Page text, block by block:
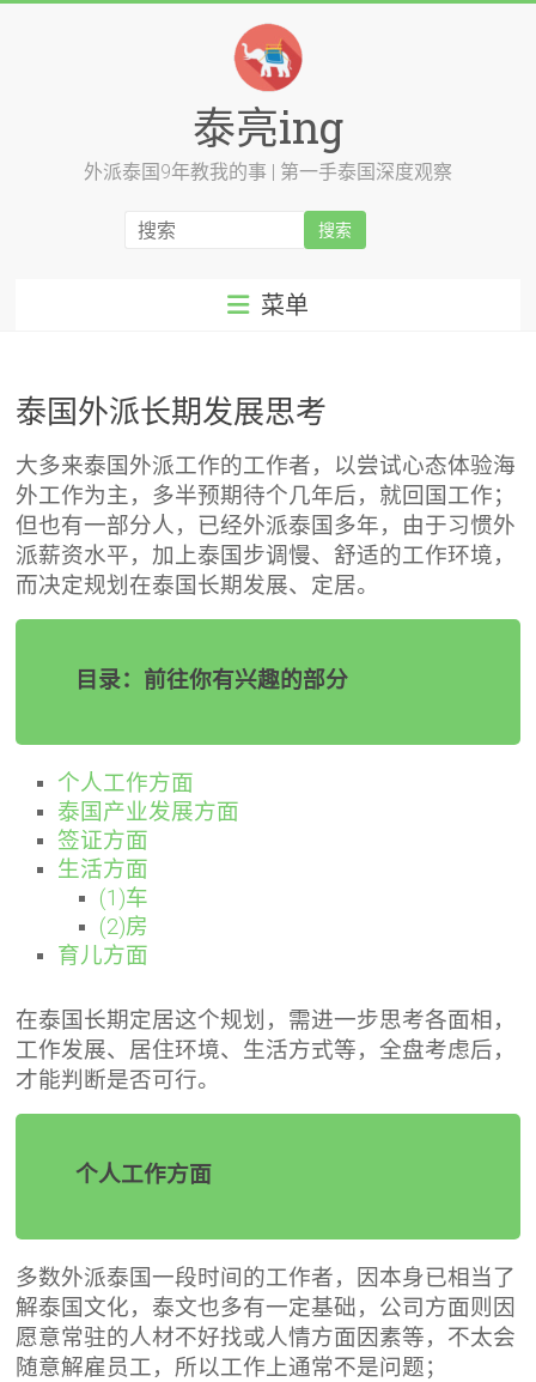
泰亮ing
外派泰国9年教我的事 | 第一手泰国深度观察
菜单
泰国外派长期发展思考
大多来泰国外派工作的工作者，以尝试心态体验海
外工作为主，多半预期待个几年后，就回国工作；
但也有一部分人，已经外派泰国多年，由于习惯外
派薪资水平，加上泰国步调慢、舒适的工作环境，
而决定规划在泰国长期发展、定居。
目录：前往你有兴趣的部分
个人工作方面
泰国产业发展方面
签证方面
生活方面
(1)车
(2)房
育儿方面
在泰国长期定居这个规划，需进一步思考各面相，
工作发展、居住环境、生活方式等，全盘考虑后，
才能判断是否可行。
个人工作方面
多数外派泰国一段时间的工作者，因本身已相当了
解泰国文化，泰文也多有一定基础，公司方面则因
愿意常驻的人材不好找或人情方面因素等，不太会
随意解雇员工，所以工作上通常不是问题；